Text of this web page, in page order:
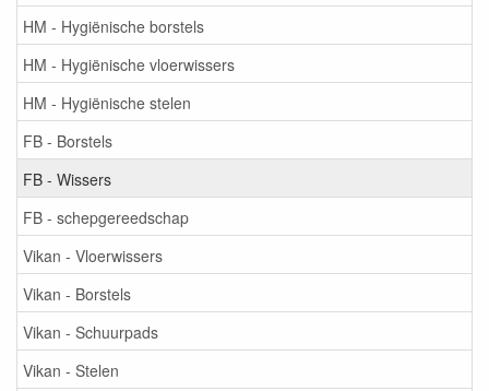
HM - Hygiënische borstels
HM - Hygiënische vloerwissers
HM - Hygiënische stelen
FB - Borstels
FB - Wissers
FB - schepgereedschap
Vikan - Vloerwissers
Vikan - Borstels
Vikan - Schuurpads
Vikan - Stelen